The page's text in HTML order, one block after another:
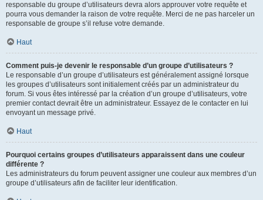
responsable du groupe d’utilisateurs devra alors approuver votre requête et
pourra vous demander la raison de votre requête. Merci de ne pas harceler un
responsable de groupe s’il refuse votre demande.
Haut
Comment puis-je devenir le responsable d’un groupe d’utilisateurs ?
Le responsable d’un groupe d’utilisateurs est généralement assigné lorsque
les groupes d’utilisateurs sont initialement créés par un administrateur du
forum. Si vous êtes intéressé par la création d’un groupe d’utilisateurs, votre
premier contact devrait être un administrateur. Essayez de le contacter en lui
envoyant un message privé.
Haut
Pourquoi certains groupes d’utilisateurs apparaissent dans une couleur
différente ?
Les administrateurs du forum peuvent assigner une couleur aux membres d’un
groupe d’utilisateurs afin de faciliter leur identification.